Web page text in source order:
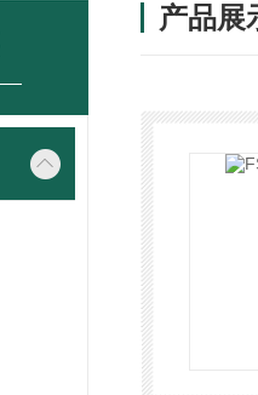
产品展